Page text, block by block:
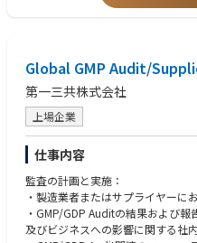
ション能力
・理系博士号取得者
＜尚可＞
・薬理研究経験
・製薬企業またはバイオテックに
・アカデミアにおいて、バイオイ
患研究の経験がある。
・英語でコミュニケーションでき
Global GMP Audit/
第一三共株式会社
上場企業
仕事内容
監査の計画と実施：
・製造業者またはサプライヤーに
・GMP/GDP Auditの結果および
及びビジネスへの影響に関する社